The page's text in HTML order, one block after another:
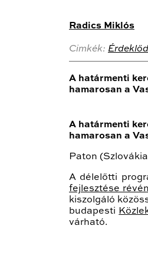
Radics Miklós
Cimkék:
A határmenti
hamarosan a
A határmenti
hamarosan a
Paton
A délelőtti
fejlesztése
kiszolgáló
budapesti
várható.